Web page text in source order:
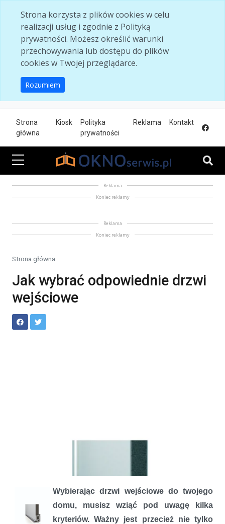
Strona korzysta z plików cookies w celu
realizacji usług i zgodnie z Polityką
prywatności. Możesz określić warunki
przechowywania lub dostępu do plików
cookies w Twojej przeglądarce.
Rozumiem
Strona
główna
Kiosk
Polityka
prywatności
Reklama Kontakt
Reklama
Koniec reklamy
Reklama
Koniec reklamy
Strona główna
Jak wybrać odpowiednie drzwi
wejściowe
Wybierając drzwi wejściowe do twojego
domu, musisz wziąć pod uwagę kilka
kryteriów. Ważny jest przecież nie tylko